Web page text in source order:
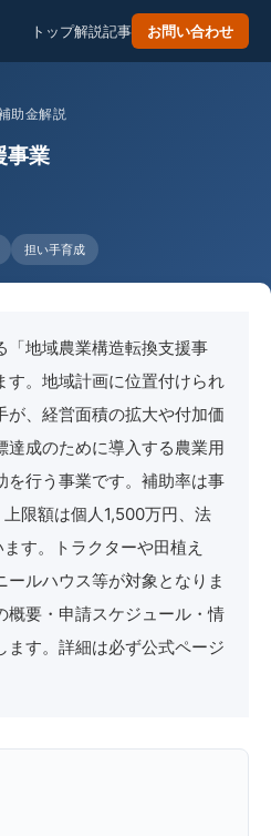
トップ解説記事 お問い合わせ
助金解説
事業
担い手育成
「地域農業構造転換支援事
す。地域計画に位置付けられ
が、経営面積の拡大や付加価
達成のために導入する農業用
を行う事業です。補助率は事
限額は個人1,500万円、法
す。トラクターや田植え
ルハウス等が対象となりま
概要・申請スケジュール・情
ます。詳細は必ず公式ページ